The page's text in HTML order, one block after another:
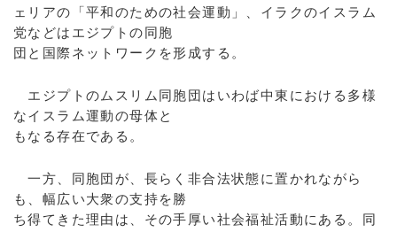
ェリアの「平和のための社会運動」、イラクのイスラム
党などはエジプトの同胞
団と国際ネットワークを形成する。
エジプトのムスリム同胞団はいわば中東における多様
なイスラム運動の母体と
もなる存在である。
一方、同胞団が、長らく非合法状態に置かれながら
も、幅広い大衆の支持を勝
ち得てきた理由は、その手厚い社会福祉活動にある。同